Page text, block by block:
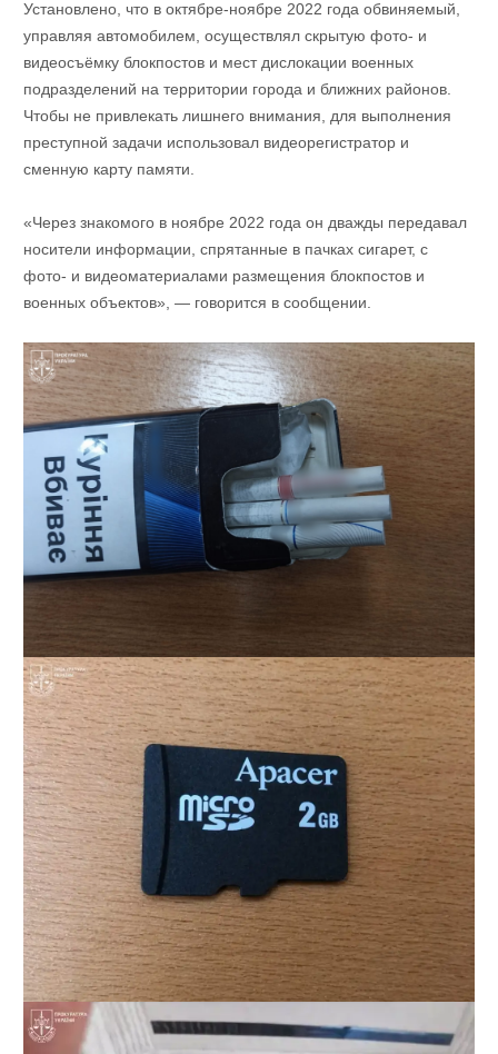
Установлено, что в октябре-ноябре 2022 года обвиняемый,
управляя автомобилем, осуществлял скрытую фото- и
видеосъёмку блокпостов и мест дислокации военных
подразделений на территории города и ближних районов.
Чтобы не привлекать лишнего внимания, для выполнения
преступной задачи использовал видеорегистратор и
сменную карту памяти.
«Через знакомого в ноябре 2022 года он дважды передавал
носители информации, спрятанные в пачках сигарет, с
фото- и видеоматериалами размещения блокпостов и
военных объектов», — говорится в сообщении.